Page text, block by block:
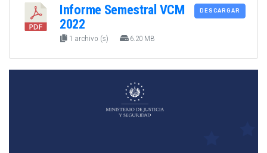
Informe Semestral VCM
2022
1 archivo (s) 6.20 MB
DESCARGAR